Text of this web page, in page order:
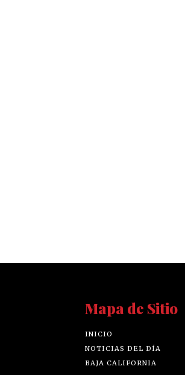
Mapa de Sitio
INICIO
NOTICIAS DEL DÍA
BAJA CALIFORNIA